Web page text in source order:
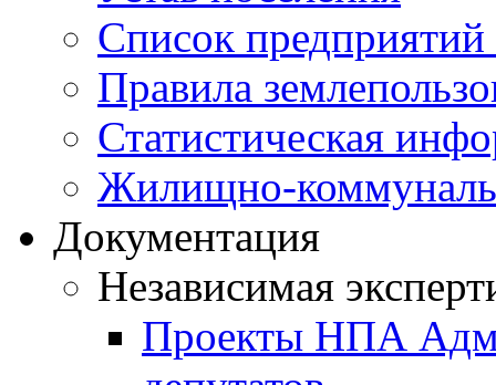
Список предприятий
Правила
Статистическая
Жилищно-
Документация
Независимая
Проекты НПА